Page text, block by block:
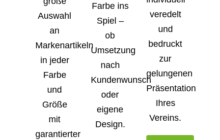
Auswahl
an
Markenartikeln
in jeder
Farbe
und
Größe
mit
garantierter
Farbe ins
Spiel –
ob
Umsetzung
nach
Kundenwunsch
oder
eigene
Design.
veredelt
und
bedruckt
zur
gelungenen
Präsentation
Ihres
Vereins.